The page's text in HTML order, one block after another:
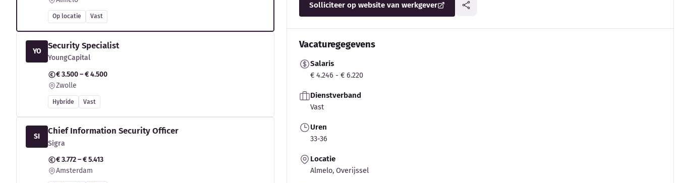
Op locatie Vast
YO
Security Specialist
YoungCapital
€ 3.500 – € 4.500
Zwolle
Hybride Vast
SI
Chief Information Security Officer
Sigra
€ 3.772 – € 5.413
Amsterdam
Solliciteer op website van werkgever
Vacaturegegevens
Salaris
€ 4.246 - € 6.220
Dienstverband
Vast
Uren
33-36
Locatie
Almelo, Overijssel